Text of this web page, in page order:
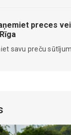
preces
savu preču